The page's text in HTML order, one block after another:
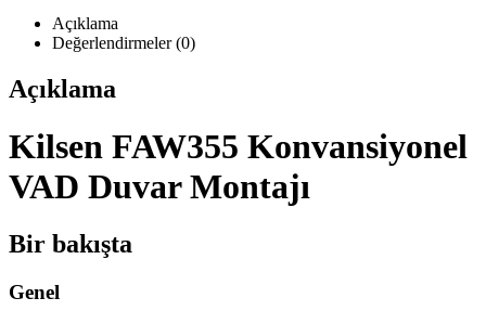
Açıklama
Değerlendirmeler (0)
Açıklama
Kilsen FAW355 Konvansiyonel
VAD Duvar Montajı
Bir bakışta
Genel